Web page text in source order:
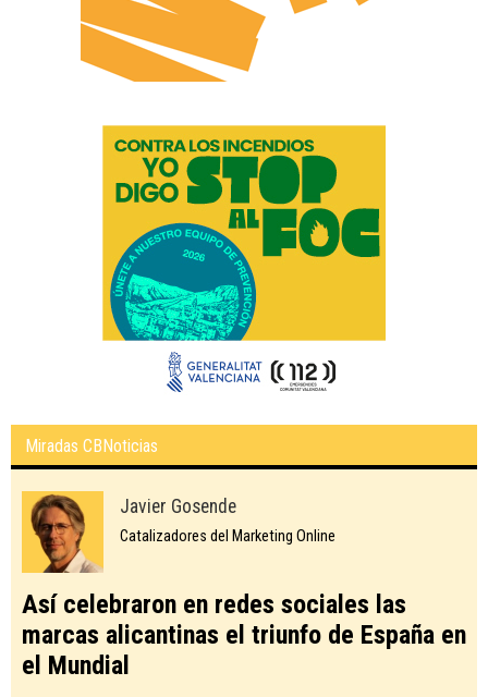
Miradas CBNoticias
Javier Gosende
Catalizadores del Marketing Online
Así celebraron en redes sociales las
marcas alicantinas el triunfo de España en
el Mundial